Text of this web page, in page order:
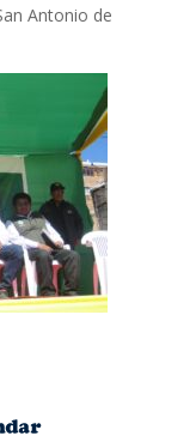
Antonio de